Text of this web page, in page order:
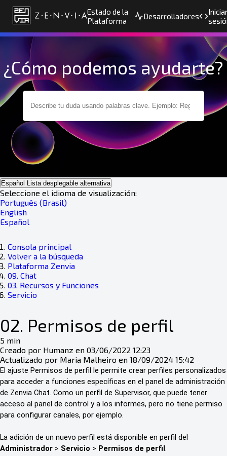
Estado de la
Plataforma
Desarrolladores
¿Cómo podemos ayudarte?
Español Lista desplegable alternativa
Seleccione el idioma de visualización:
Português (Brasil)
English
Español
Consola principal
Volver a la búsqueda
Plataforma Zenvia
09. Chat
03. Recursos y Funciones
Servicio
02. Permisos de perfil
5 min
Creado por Humanz en 03/06/2022 12:23
Actualizado por Maria Malheiro en 18/09/2024 15:42
El ajuste Permisos de perfil le permite crear perfiles personalizados
para acceder a funciones específicas en el panel de administración
de Zenvia Chat. Como un perfil de Supervisor, que puede tener
acceso al panel de control y a los informes, pero no tiene permiso
para configurar canales, por ejemplo.
La adición de un nuevo perfil está disponible en perfil del
Administrador > Servicio > Permisos de perfil.